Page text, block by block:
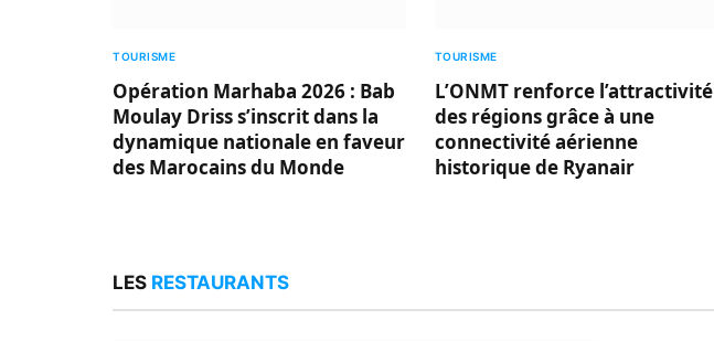
TOURISME
Opération Marhaba 2026 : Bab
Moulay Driss s’inscrit dans la
dynamique nationale en faveur
des Marocains du Monde
TOURISME
L’ONMT renforce l’attractivité
des régions grâce à une
connectivité aérienne
historique de Ryanair
LES RESTAURANTS